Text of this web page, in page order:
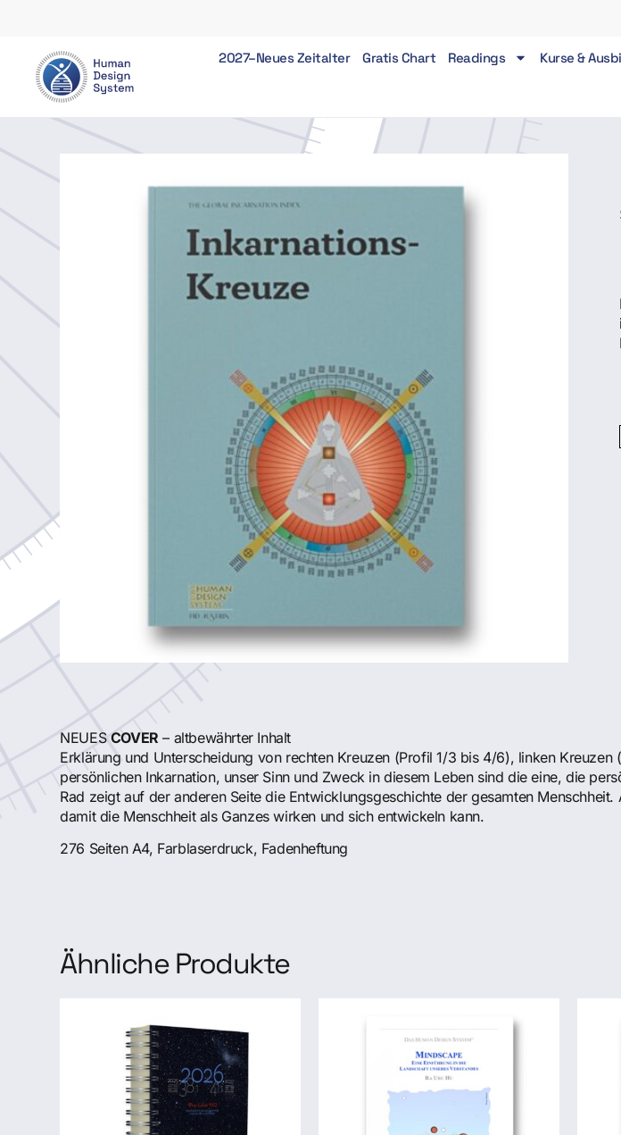
2027–Neues Zeitalter Gratis Chart Readings Kurse &
NEUES COVER – altbewährter Inhalt
Erklärung und Unterscheidung von rechten Kreuzen (Profil 1/3 bis 4/6), linken
persönlichen Inkarnation, unser Sinn und Zweck in diesem Leben sind die eine, die
Rad zeigt auf der anderen Seite die Entwicklungsgeschichte der gesamten
damit die Menschheit als Ganzes wirken und sich entwickeln kann.
276 Seiten A4, Farblaserdruck, Fadenheftung
Ähnliche Produkte